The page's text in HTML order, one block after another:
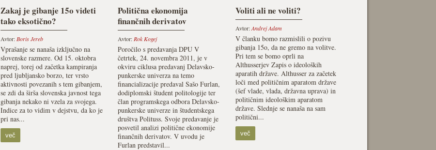
Zakaj je gibanje 15o videti
tako eksotično?
Avtor: Boris Jereb
Vprašanje se nanaša izključno na
slovenske razmere. Od 15. oktobra
naprej, torej od začetka kampiranja
pred ljubljansko borzo, ter vrsto
aktivnosti povezanih s tem gibanjem,
se zdi da širša slovenska javnost tega
gibanja nekako ni vzela za svojega.
Indice za to vidim v dejstvu, da ko je
pri nas...
več
Politična ekonomija
finančnih derivatov
Avtor: Rok Kogej
Poročilo s predavanja DPU V
četrtek, 24. novembra 2011, je v
okviru ciklusa predavanj Delavsko-
punkerske univerza na temo
financializacije predaval Sašo Furlan,
dodiplomski študent politologije ter
član programskega odbora Delavsko-
punkerske univerze in študentskega
društva Polituss. Svoje predavanje je
posvetil analizi politične ekonomije
finančnih derivatov. V uvodu je
Furlan predstavil...
Voliti ali ne voliti?
Avtor:Andrej Adam
V članku bomo razmislili o pozivu
gibanja 15o, da ne gremo na volitve.
Pri tem se bomo oprli na
Althusserjev Zapis o ideoloških
aparatih države. Althusser za začetek
loči med političnim aparatom države
(šef vlade, vlada, državna uprava) in
političnim ideološkim aparatom
države. Slednje se nanaša na sam
politični...
več